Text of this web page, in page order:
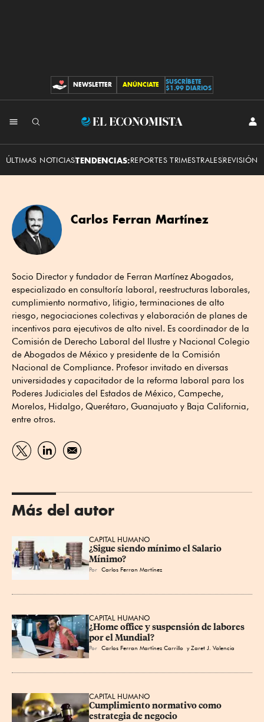
CONTRIBUCIONES
NEWSLETTER ANÚNCIATE
SUSCRÍBETE
$1.99 DIARIOS
El
Economista
ÚLTIMAS NOTICIASTENDENCIAS:REPORTES TRIMESTRALESREVISIÓN
Carlos Ferran Martínez
Socio Director y fundador de Ferran Martínez Abogados,
especializado en consultoría laboral, reestructuras laborales,
cumplimiento normativo, litigio, terminaciones de alto
riesgo, negociaciones colectivas y elaboración de planes de
incentivos para ejecutivos de alto nivel. Es coordinador de la
Comisión de Derecho Laboral del Ilustre y Nacional Colegio
de Abogados de México y presidente de la Comisión
Nacional de Compliance. Profesor invitado en diversas
universidades y capacitador de la reforma laboral para los
Poderes Judiciales del Estados de México, Campeche,
Morelos, Hidalgo, Querétaro, Guanajuato y Baja California,
entre otros.
Más del autor
CAPITAL HUMANO
¿Sigue siendo mínimo el Salario
Mínimo?
Por Carlos Ferran Martínez
CAPITAL HUMANO
¿Home office y suspensión de labores
por el Mundial?
Por Carlos Ferran Martínez Carrillo y Zaret J. Valencia
CAPITAL HUMANO
Cumplimiento normativo como
estrategia de negocio